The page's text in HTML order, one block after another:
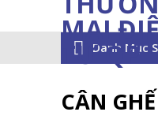
Danh Mục
CÂN